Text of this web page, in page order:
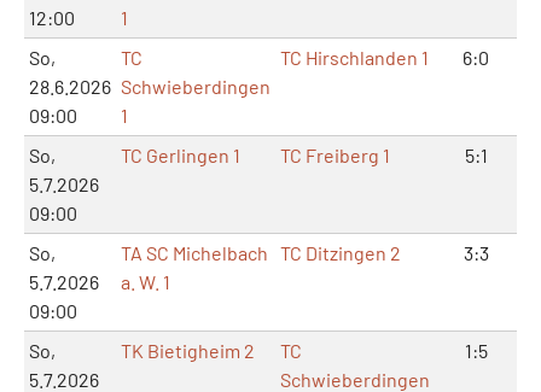
12:00
1
So,
28.6.2026
09:00
TC
Schwieberdingen
1
TC Hirschlanden 1 6:0
So,
5.7.2026
09:00
TC Gerlingen 1 TC Freiberg 1 5:1
So,
5.7.2026
09:00
TA SC Michelbach
a. W. 1
TC Ditzingen 2 3:3
So,
5.7.2026
TK Bietigheim 2
TC
Schwieberdingen
1:5